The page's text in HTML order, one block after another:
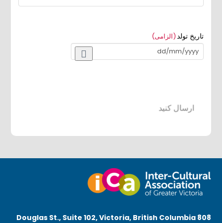
تاریخ تولد(الزامی)
ارسال کنید
808 Douglas St., Suite 102, Victoria, British Columbia